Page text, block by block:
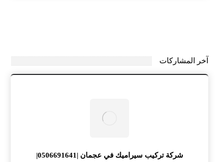
آخر المشاركات
شركة تركيب سيراميك في عجمان |0506691641|